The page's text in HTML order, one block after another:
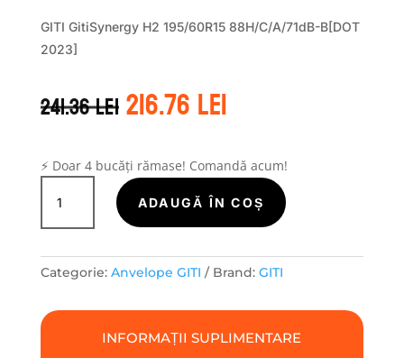
GITI GitiSynergy H2 195/60R15 88H/C/A/71dB-B[DOT
2023]
241.36leiPrețul
inițial
fost:
241.36 lei.
216.76leiPrețul
curent
216.76 lei.
⚡ Doar 4 bucăți rămase! Comandă acum!
Cantitate
GITISYNERGY
195/60R15
ADAUGĂ ÎN COȘ
Categorie: Anvelope GITI Brand: GITI
INFORMAȚII SUPLIMENTARE